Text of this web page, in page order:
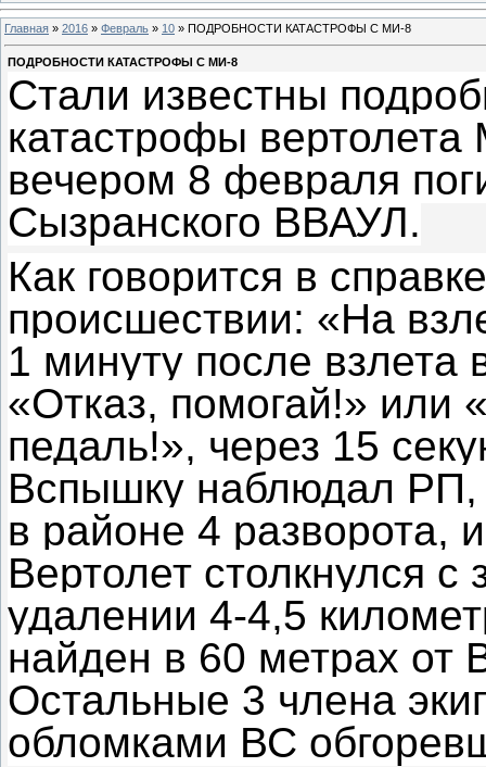
Главная » 2016 » Февраль » 10 » ПОДРОБНОСТИ КАТАСТРОФЫ С МИ-8
ПОДРОБНОСТИ КАТАСТРОФЫ С МИ-8
Стали известны
катастрофы
вечером 8 февраля
Сызранского ВВАУЛ.
Как говорится в
происшествии: «На
1 минуту после
«Отказ, помогай!» или
педаль!», через 15
Вспышку наблюдал РП,
в районе 4 разворота,
Вертолет столкнулся
удалении 4-4,5
найден в 60 метрах от
Остальные 3 члена
обломками ВС